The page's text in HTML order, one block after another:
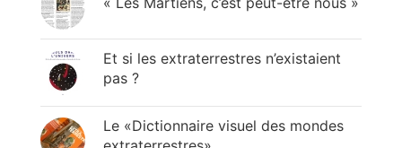
Et si les extraterrestres n’existaient
pas ?
Le «Dictionnaire visuel des mondes